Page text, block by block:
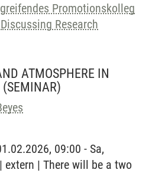
Promotionskolleg
Discussing Research
ATMOSPHERE IN
(SEMINAR)
09:00 - Sa,
extern | There will be a two